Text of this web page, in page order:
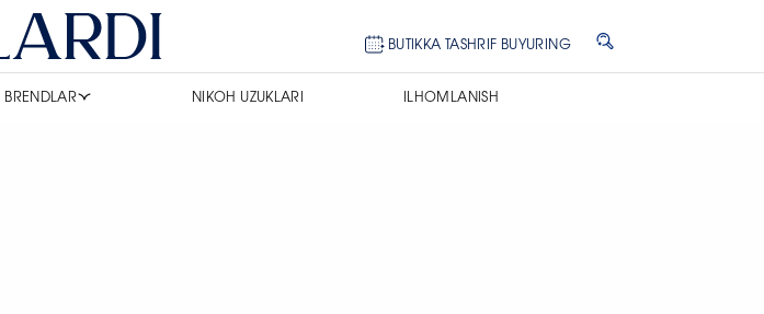
BUTIKKA TASHRIF BUYURING
BRENDLAR NIKOH UZUKLARI ILHOMLANISH